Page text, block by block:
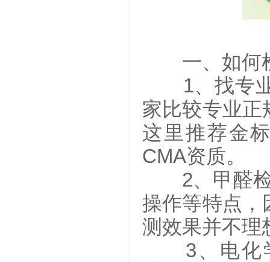
一、如何
1、找专业
家比较专业正
这里推荐金
CMA资质。
2、甲醛检
操作等特点，
测效果并不理
3、电化学